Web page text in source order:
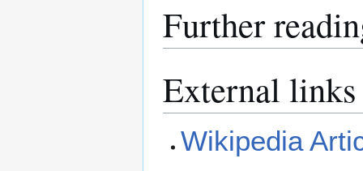
Further
External links
Wikipedia